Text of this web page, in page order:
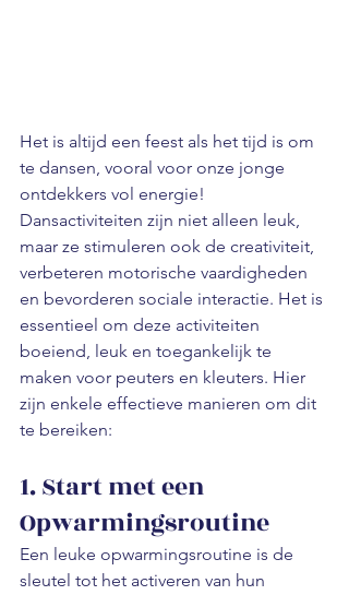
Het is altijd een feest als het tijd is om
te dansen, vooral voor onze jonge
ontdekkers vol energie!
Dansactiviteiten zijn niet alleen leuk,
maar ze stimuleren ook de creativiteit,
verbeteren motorische vaardigheden
en bevorderen sociale interactie. Het is
essentieel om deze activiteiten
boeiend, leuk en toegankelijk te
maken voor peuters en kleuters. Hier
zijn enkele effectieve manieren om dit
te bereiken:
1. Start met een
Opwarmingsroutine
Een leuke opwarmingsroutine is de
sleutel tot het activeren van hun